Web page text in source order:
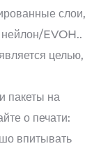
слои,
EVOH..
целью,
пакеты на
о печати:
впитывать